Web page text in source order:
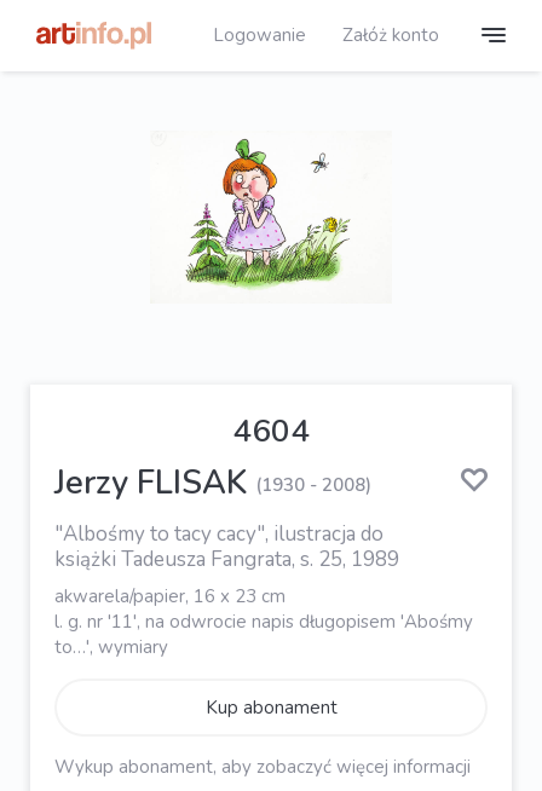
Logowanie Załóż konto
4604
Jerzy FLISAK (1930 - 2008)
"Albośmy to tacy cacy", ilustracja do
książki Tadeusza Fangrata, s. 25, 1989
akwarela/papier, 16 x 23 cm
l. g. nr '11', na odwrocie napis długopisem 'Abośmy
to…', wymiary
Kup abonament
Wykup abonament, aby zobaczyć więcej informacji